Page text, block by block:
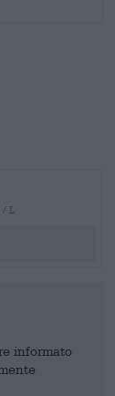
L
informato